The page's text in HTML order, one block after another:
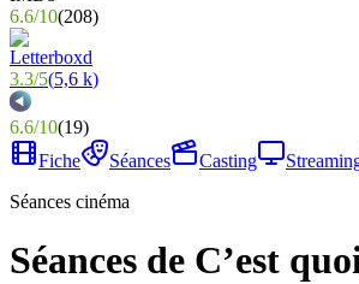
6.6/10(208)
3.3/5(5,6 k)
6.6/10(19)
Fiche
Séances Casting
Séances cinéma
Séances de C’est